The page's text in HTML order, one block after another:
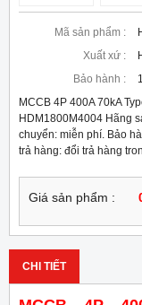
Mã sản phẩm :
Xuất xứ :
Bảo hành :
MCCB 4P 400A 70kA
HDM1800M4004 Hãng
chuyển: miễn phí. Bảo
trả hàng: đổi trả hàng
Giá sản phẩm :
CHI TIẾT